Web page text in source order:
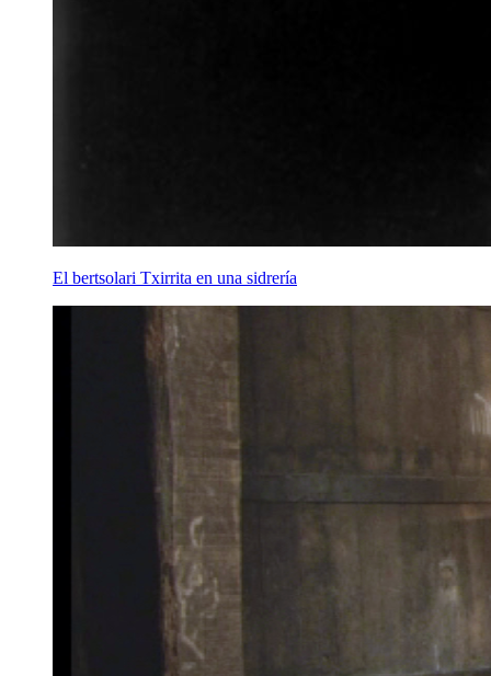
El bertsolari Txirrita en una sidrería